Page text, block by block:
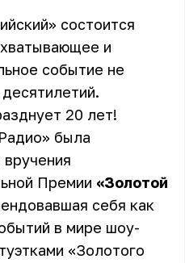
состоится
и
событие не
20 лет!
была
Премии «Золотой
себя как
в мире шоу-
«Золотого